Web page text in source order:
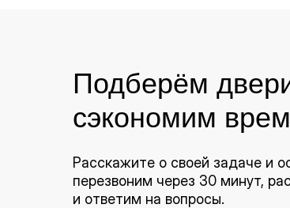
Расскажите о своей задаче и
перезвоним через 30 минут,
и ответим на вопросы.
Подберём
сэкономим